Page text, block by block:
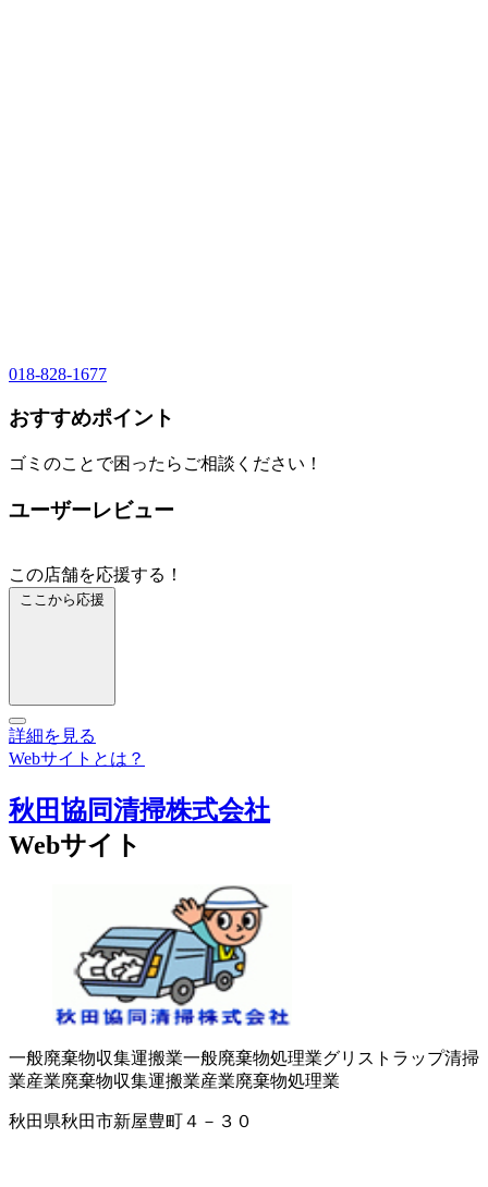
018-828-1677
おすすめポイント
ゴミのことで困ったらご相談ください！
ユーザーレビュー
この店舗を応援する！
ここから応援
詳細を見る
Webサイトとは？
秋田協同清掃株式会社
Webサイト
一般廃棄物収集運搬業一般廃棄物処理業グリストラップ清掃
業産業廃棄物収集運搬業産業廃棄物処理業
秋田県秋田市新屋豊町４－３０